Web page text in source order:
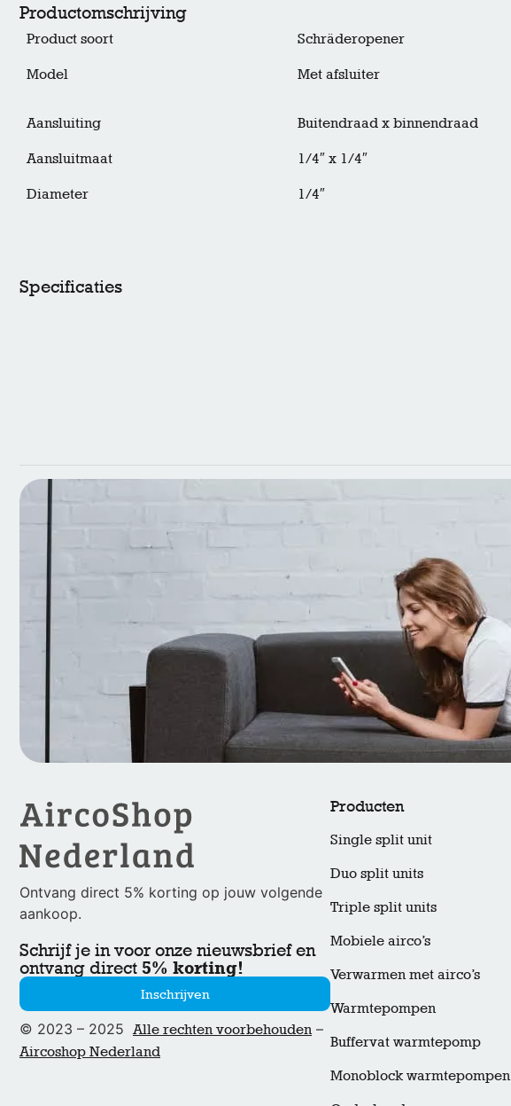
Productomschrijving
Product soort Schräderopener
Model Met afsluiter
Aansluiting Buitendraad x binnendraad
Aansluitmaat 1/4″ x 1/4″
Diameter 1/4″
Specificaties
Ontvang direct 5% korting op jouw volgende
aankoop.
Schrijf je in voor onze nieuwsbrief en
ontvang direct 5% korting!
Inschrijven
© 2023 – 2025Alle rechten voorbehouden–
Aircoshop Nederland
Producten
Single split unit
Duo split units
Triple split units
Mobiele airco’s
Verwarmen met airco’s
Warmtepompen
Buffervat warmtepomp
Monoblock warmtepompen